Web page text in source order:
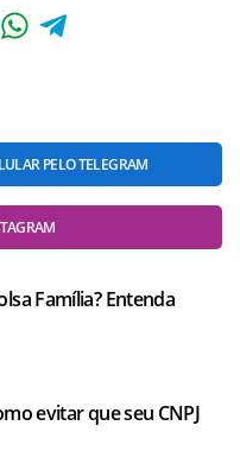
PELO TELEGRAM
Família? Entenda
evitar que seu CNPJ